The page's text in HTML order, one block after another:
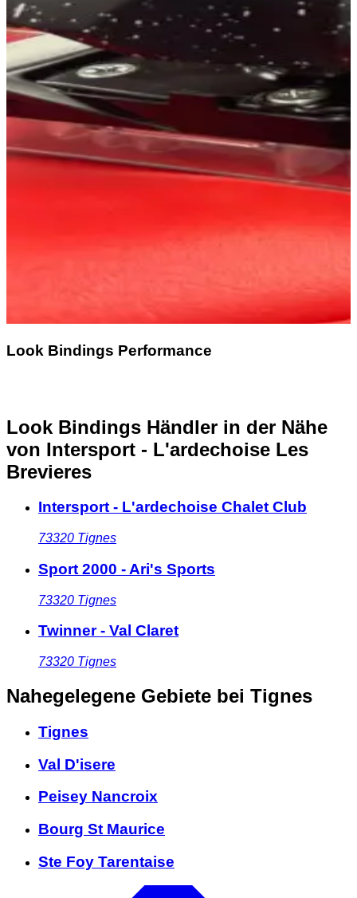
Look Bindings Performance
Look Bindings Händler in der Nähe
von Intersport - L'ardechoise Les
Brevieres
Intersport - L'ardechoise Chalet Club
73320 Tignes
Sport 2000 - Ari's Sports
73320 Tignes
Twinner - Val Claret
73320 Tignes
Nahegelegene Gebiete bei Tignes
Tignes
Val D'isere
Peisey Nancroix
Bourg St Maurice
Ste Foy Tarentaise